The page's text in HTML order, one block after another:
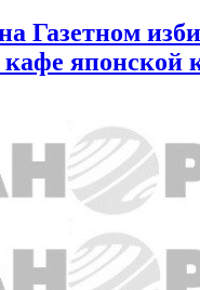
Газетном
кафе японской